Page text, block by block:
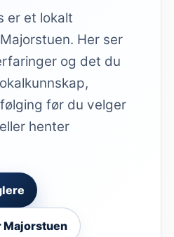
er et lokalt
Her ser
og det du
før du velger
henter
Majorstuen